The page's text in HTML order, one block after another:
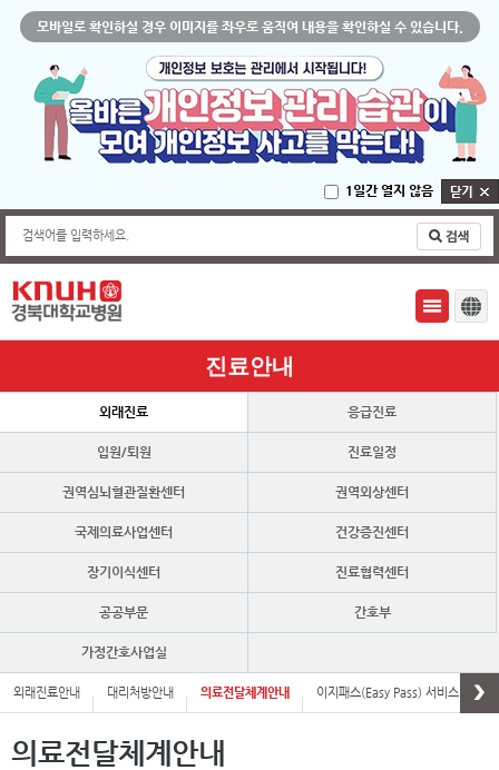
모바일로 확인하실 경우 이미지를 좌우로 움직여 내용을 확인하실 수 있습니다.
1일간 열지 않음
검색어를 입력하세요.
진료안내
외래진료 응급진료
입원/퇴원 진료일정
권역심뇌혈관질환센터 권역외상센터
국제의료사업센터 건강증진센터
장기이식센터 진료협력센터
공공부문 간호부
가정간호사업실
외래진료안내 대리처방안내 의료전달체계안내 이지패스(Easy Pass) 서비스안내
의료전달체계안내